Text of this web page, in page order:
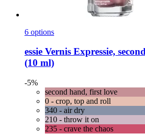
6 options
essie Vernis Expressie,
(10 ml)
-5%
second hand, first love
0 - crop, top and roll
340 - air dry
210 - throw it on
235 - crave the chaos